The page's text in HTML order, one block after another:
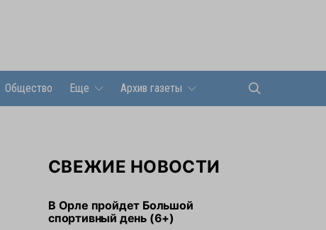
Общество Еще Архив газеты
СВЕЖИЕ НОВОСТИ
В Орле пройдет Большой
спортивный день (6+)